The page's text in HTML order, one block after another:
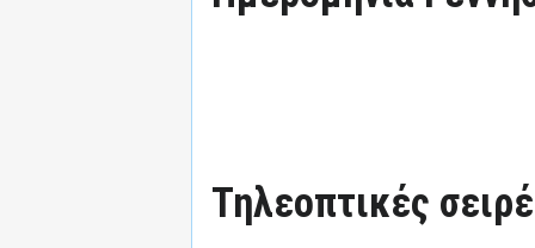
Τηλεοπτικές